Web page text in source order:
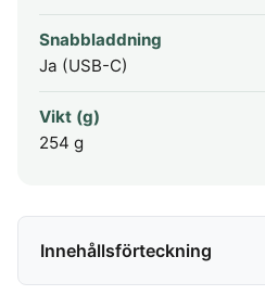
Snabbladdning
Ja (USB-C)
Vikt (g)
254 g
Innehållsförteckning